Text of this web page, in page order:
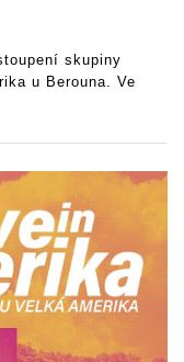
skupiny
u Berouna. Ve